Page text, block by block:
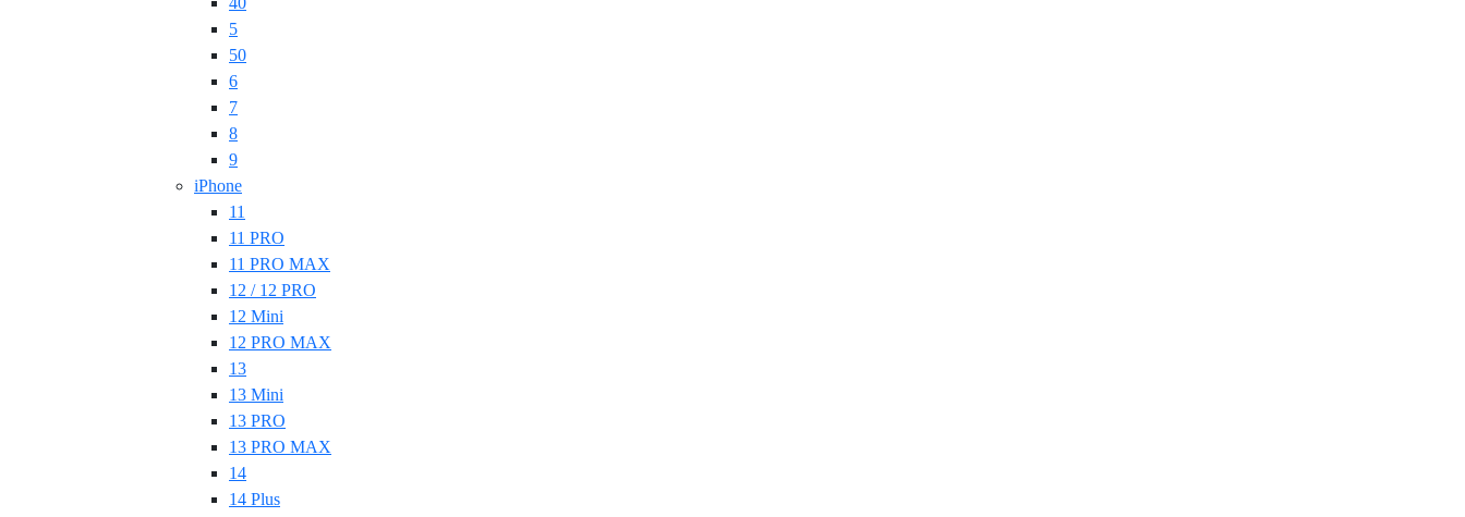
5
50
6
7
8
9
iPhone
11
11 PRO
11 PRO MAX
12 / 12 PRO
12 Mini
12 PRO MAX
13
13 Mini
13 PRO
13 PRO MAX
14
14 Plus